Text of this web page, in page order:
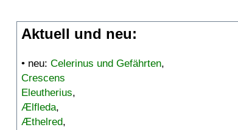
Aktuell und neu:
• neu: Celerinus und Gefährten,
Crescens
Eleutherius,
Ælfleda,
Æthelred,